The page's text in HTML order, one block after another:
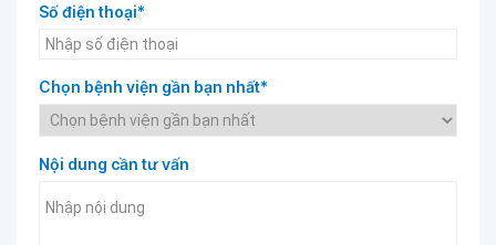
Số điện thoại*
Chọn bệnh viện gần bạn nhất*
Nội dung cần tư vấn